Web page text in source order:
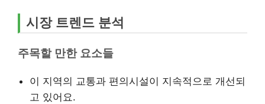
시장 트렌드 분석
주목할 만한 요소들
이 지역의 교통과 편의시설이 지속적으로 개선되
고 있어요.